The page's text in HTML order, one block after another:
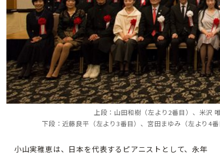
上段：山田和樹（左より2番目）、米沢
下段：近藤良平（左より3番目）、宮田まゆみ（左より4
小山実稚恵は、日本を代表するピアニストとして、永年